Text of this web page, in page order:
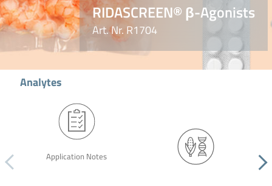
RIDASCREEN® β-Agonists
Art. Nr. R1704
Analytes
Application Notes